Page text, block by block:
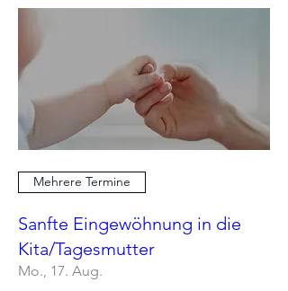
Mehrere Termine
Sanfte Eingewöhnung in die
Kita/Tagesmutter
Mo., 17. Aug.